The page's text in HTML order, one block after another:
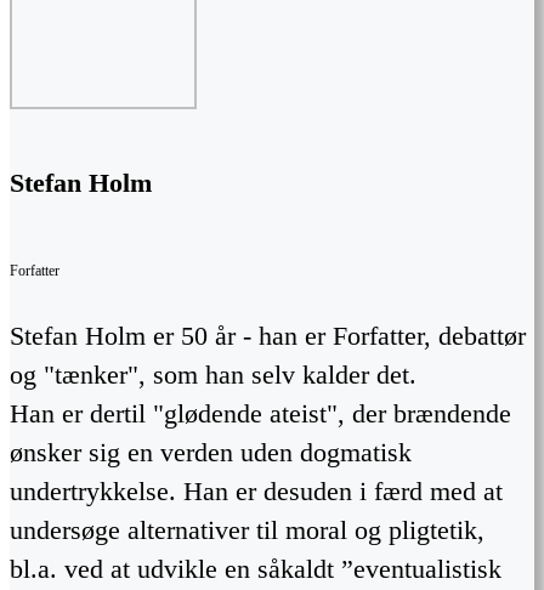
Stefan Holm
Forfatter
Stefan Holm er 50 år - han er Forfatter, debattør
og "tænker", som han selv kalder det.
Han er dertil "glødende ateist", der brændende
ønsker sig en verden uden dogmatisk
undertrykkelse. Han er desuden i færd med at
undersøge alternativer til moral og pligtetik,
bl.a. ved at udvikle en såkaldt ”eventualistisk